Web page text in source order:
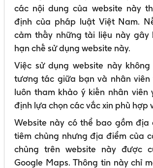
các nội dung của website này
định của pháp luật Việt Nam.
cảm thấy những tài liệu này gây
hạn chế sử dụng website này.
Việc sử dụng website này
tương tác giữa bạn và nhân viên
luôn tham khảo ý kiến nhân viên
định lựa chọn các vắc xin phù hợp
Website này có thể bao gồm địa
tiêm chủng nhưng địa điểm của
chủng trên website này được
Google Maps. Thông tin này chỉ